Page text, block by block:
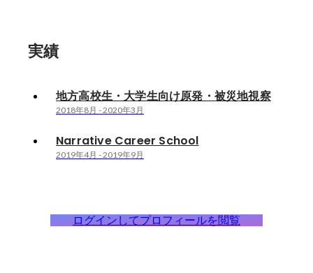
実績
地方高校生・大学生向け原発・被災地視察
2018年8月 -2020年3月
Narrative Career School
2019年4月 -2019年9月
ログインしてプロフィールを閲覧